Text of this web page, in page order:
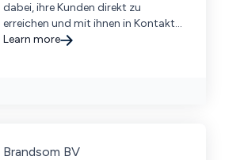
dabei, ihre Kunden direkt zu
erreichen und mit ihnen in Kontakt
zu treten.
Learn more
Brandsom BV